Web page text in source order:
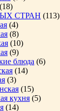
(18)
СТРАН (113)
(4)
(8)
(10)
(9)
блюда (6)
(14)
(3)
(15)
кухня (5)
(14)